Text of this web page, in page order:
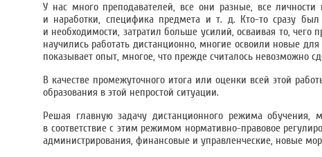
У нас много преподавателей, все они разные, все
и наработки, специфика предмета и т. д. Кто-то сразу
и необходимости, затратил больше усилий, осваивая то, чего
научились работать дистанционно, многие освоили новые
показывает опыт, многое, что прежде считалось невозможно
В качестве промежуточного итога или оценки всей этой
образования в этой непростой ситуации.
Решая главную задачу дистанционного режима обучения,
в соответствие с этим режимом нормативно-правовое
администрирования, финансовые и управленческие, новые